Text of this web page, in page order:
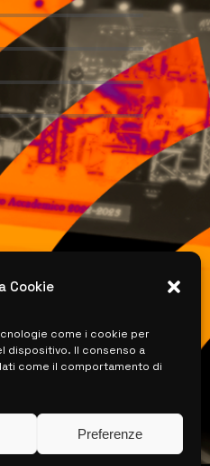
Cookie
come i cookie per
dispositivo. Il consenso a
come il comportamento di
Preferenze